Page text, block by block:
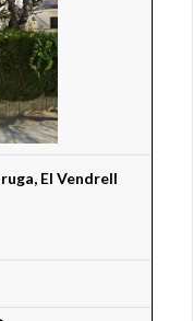
El Vendrell